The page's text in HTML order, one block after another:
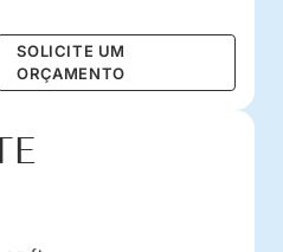
SOLICITE UM
ORÇAMENTO